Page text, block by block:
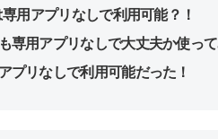
用アプリなしで利用可能？！
専用アプリなしで大丈夫か使っ
プリなしで利用可能だった！